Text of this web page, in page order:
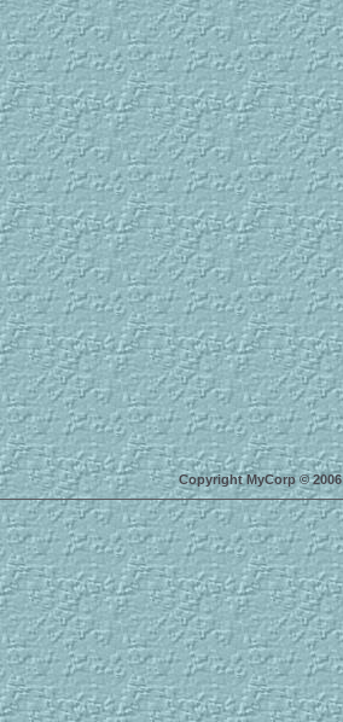
Copyright MyCorp © 2006